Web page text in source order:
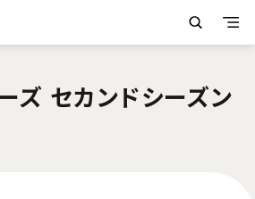
ズ セカンドシーズン